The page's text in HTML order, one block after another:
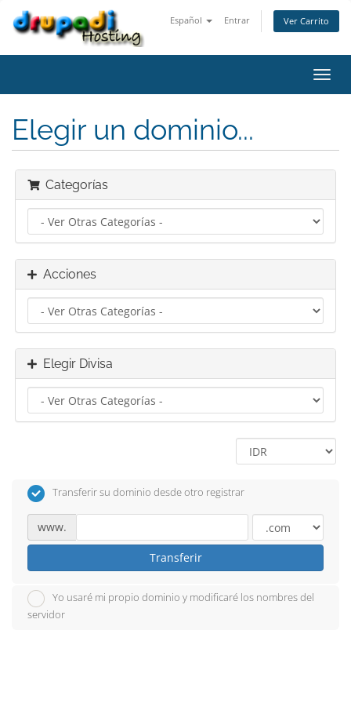
Español Entrar Ver Carrito
Elegir un dominio...
Categorías
Acciones
Elegir Divisa
Transferir su dominio desde otro registrar
www.
Transferir
Yo usaré mi propio dominio y modificaré los nombres del
servidor